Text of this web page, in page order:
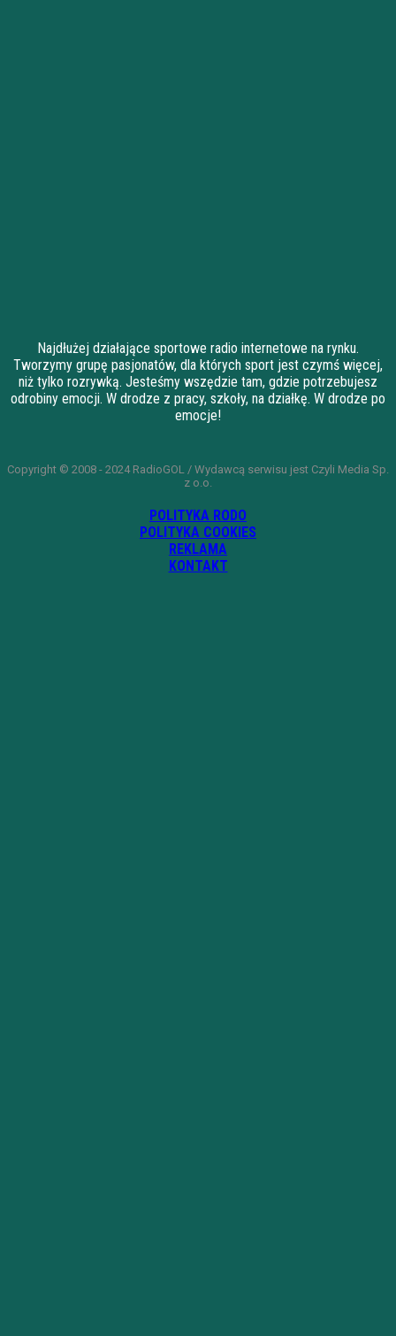
Najdłużej działające sportowe radio internetowe na rynku.
Tworzymy grupę pasjonatów, dla których sport jest czymś więcej,
niż tylko rozrywką. Jesteśmy wszędzie tam, gdzie potrzebujesz
odrobiny emocji. W drodze z pracy, szkoły, na działkę. W drodze po
emocje!
Copyright © 2008 - 2024 RadioGOL / Wydawcą serwisu jest Czyli Media Sp.
z o.o.
POLITYKA RODO
POLITYKA COOKIES
REKLAMA
KONTAKT